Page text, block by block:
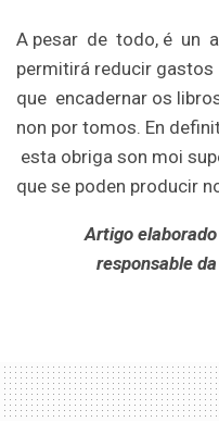
A pesar de todo, é un
permitirá reducir
que encadernar os
non por tomos. En
esta obriga son moi
que se poden producir
Artigo
responsable